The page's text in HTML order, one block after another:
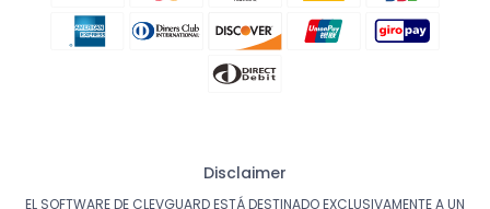
Disclaimer
EL SOFTWARE DE CLEVGUARD ESTÁ DESTINADO EXCLUSIVAMENTE A UN